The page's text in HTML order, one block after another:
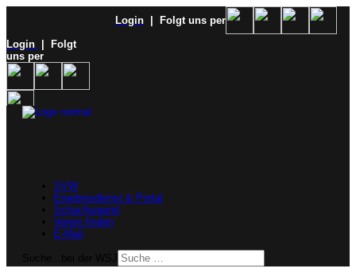
Login
| Folgt uns per
Login
| Folgt
uns per
SVW
Ergebnisdienst & Portal
Schachjugend
Verein finden
E-Mail